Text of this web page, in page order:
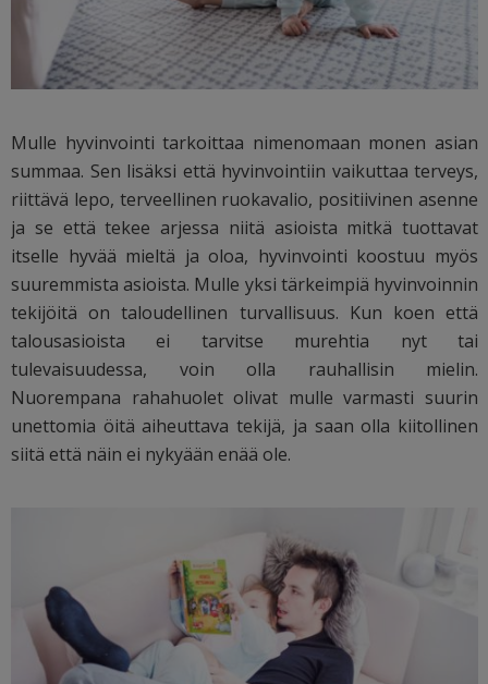
Mulle hyvinvointi tarkoittaa nimenomaan monen asian
summaa. Sen lisäksi että hyvinvointiin vaikuttaa terveys,
riittävä lepo, terveellinen ruokavalio, positiivinen asenne
ja se että tekee arjessa niitä asioista mitkä tuottavat
itselle hyvää mieltä ja oloa, hyvinvointi koostuu myös
suuremmista asioista. Mulle yksi tärkeimpiä hyvinvoinnin
tekijöitä on taloudellinen turvallisuus. Kun koen että
talousasioista ei tarvitse murehtia nyt tai
tulevaisuudessa, voin olla rauhallisin mielin.
Nuorempana rahahuolet olivat mulle varmasti suurin
unettomia öitä aiheuttava tekijä, ja saan olla kiitollinen
siitä että näin ei nykyään enää ole.